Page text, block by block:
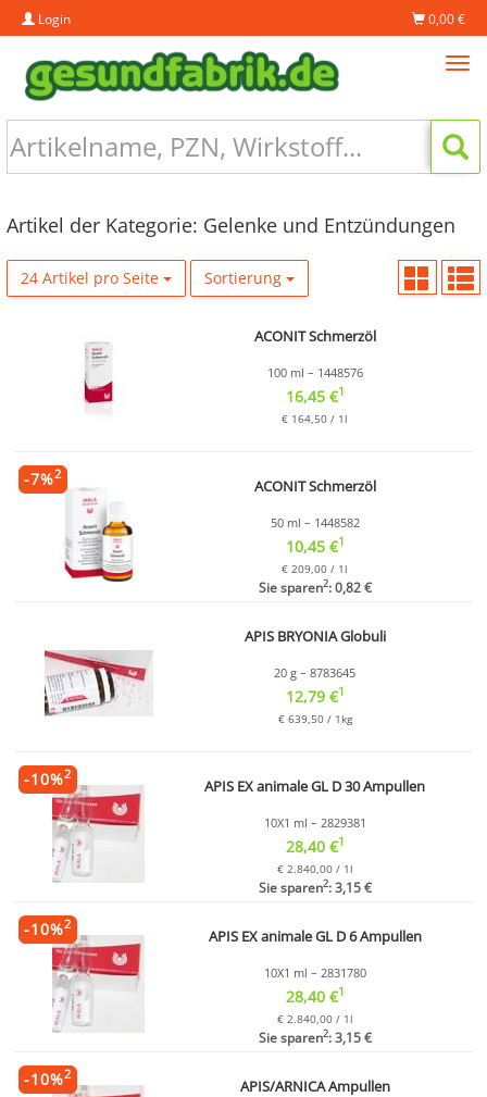
Login 0,00 €
Artikel der Kategorie: Gelenke und Entzündungen
24 Artikel pro Seite Sortierung
ACONIT Schmerzöl
100 ml – 1448576
16,45 €1
€ 164,50 / 1l
ACONIT Schmerzöl
50 ml – 1448582
10,45 €1
€ 209,00 / 1l
Sie sparen2: 0,82 €
-7%2
APIS BRYONIA Globuli
20 g – 8783645
12,79 €1
€ 639,50 / 1kg
APIS EX animale GL D 30 Ampullen
10X1 ml – 2829381
28,40 €1
€ 2.840,00 / 1l
Sie sparen2: 3,15 €
-10%2
APIS EX animale GL D 6 Ampullen
10X1 ml – 2831780
28,40 €1
€ 2.840,00 / 1l
Sie sparen2: 3,15 €
-10%2
APIS/ARNICA Ampullen
-10%2